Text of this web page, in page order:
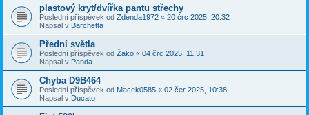
plastový kryt/dvířka pantu střechy
Poslední příspěvek od Zdenda1972 « 20 črc 2025, 20:32
Napsal v Barchetta
Přední světla
Poslední příspěvek od Žako « 04 črc 2025, 11:31
Napsal v Panda
Chyba D9B464
Poslední příspěvek od Macek0585 « 02 čer 2025, 10:38
Napsal v Ducato